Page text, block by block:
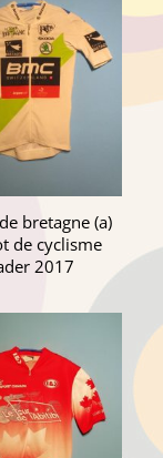
bretagne (a)
de cyclisme
2017